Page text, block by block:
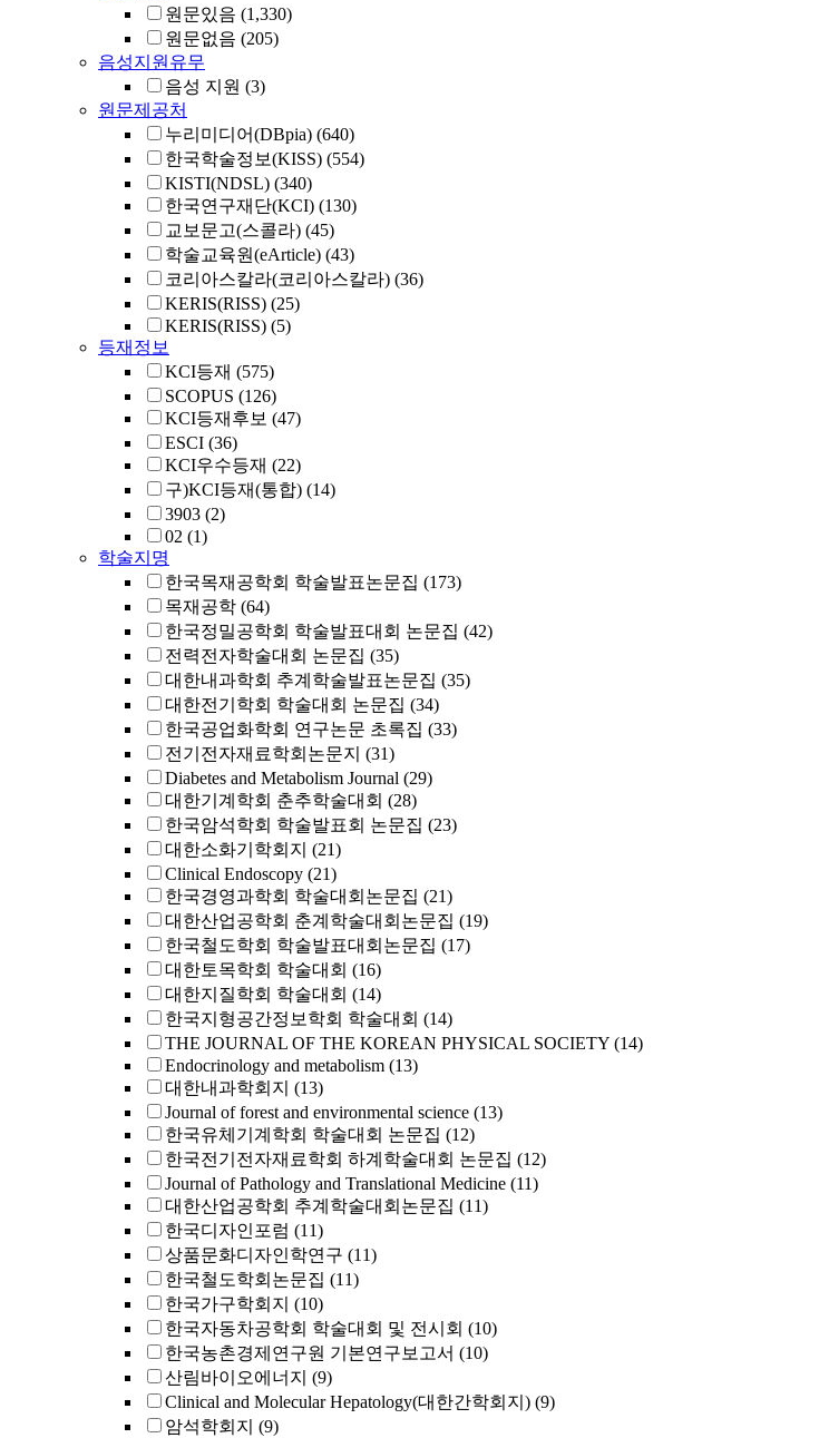
원문있음 (1,330)
원문없음 (205)
음성지원유무
음성 지원 (3)
원문제공처
누리미디어(DBpia) (640)
한국학술정보(KISS) (554)
KISTI(NDSL) (340)
한국연구재단(KCI) (130)
교보문고(스콜라) (45)
학술교육원(eArticle) (43)
코리아스칼라(코리아스칼라) (36)
KERIS(RISS) (25)
KERIS(RISS) (5)
등재정보
KCI등재 (575)
SCOPUS (126)
KCI등재후보 (47)
ESCI (36)
KCI우수등재 (22)
구)KCI등재(통합) (14)
3903 (2)
02 (1)
학술지명
한국목재공학회 학술발표논문집 (173)
목재공학 (64)
한국정밀공학회 학술발표대회 논문집 (42)
전력전자학술대회 논문집 (35)
대한내과학회 추계학술발표논문집 (35)
대한전기학회 학술대회 논문집 (34)
한국공업화학회 연구논문 초록집 (33)
전기전자재료학회논문지 (31)
Diabetes and Metabolism Journal (29)
대한기계학회 춘추학술대회 (28)
한국암석학회 학술발표회 논문집 (23)
대한소화기학회지 (21)
Clinical Endoscopy (21)
한국경영과학회 학술대회논문집 (21)
대한산업공학회 춘계학술대회논문집 (19)
한국철도학회 학술발표대회논문집 (17)
대한토목학회 학술대회 (16)
대한지질학회 학술대회 (14)
한국지형공간정보학회 학술대회 (14)
THE JOURNAL OF THE KOREAN PHYSICAL SOCIETY (14)
Endocrinology and metabolism (13)
대한내과학회지 (13)
Journal of forest and environmental science (13)
한국유체기계학회 학술대회 논문집 (12)
한국전기전자재료학회 하계학술대회 논문집 (12)
Journal of Pathology and Translational Medicine (11)
대한산업공학회 추계학술대회논문집 (11)
한국디자인포럼 (11)
상품문화디자인학연구 (11)
한국철도학회논문집 (11)
한국가구학회지 (10)
한국자동차공학회 학술대회 및 전시회 (10)
한국농촌경제연구원 기본연구보고서 (10)
산림바이오에너지 (9)
Clinical and Molecular Hepatology(대한간학회지) (9)
암석학회지 (9)